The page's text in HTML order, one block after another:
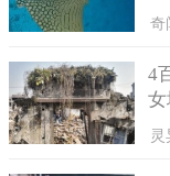
奇
4
灵